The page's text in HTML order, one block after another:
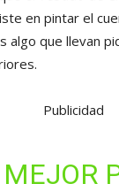
en pintar el
algo que llevan
Publicidad